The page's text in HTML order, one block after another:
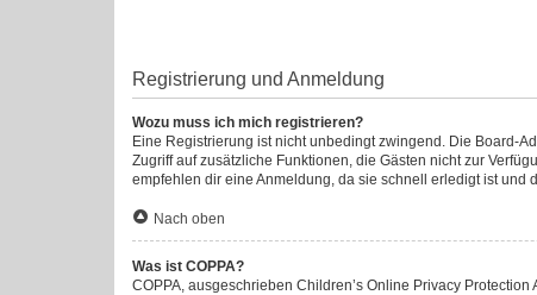
Registrierung und Anmeldung
Wozu muss ich mich registrieren?
Eine Registrierung ist nicht unbedingt zwingend. Die Board-
Zugriff auf zusätzliche Funktionen, die Gästen nicht zur
empfehlen dir eine Anmeldung, da sie schnell erledigt ist und
Nach oben
Was ist COPPA?
COPPA, ausgeschrieben Children’s Online Privacy